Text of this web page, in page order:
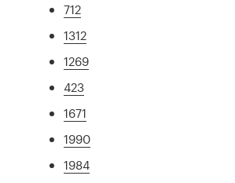
712
1312
1269
423
1671
1990
1984